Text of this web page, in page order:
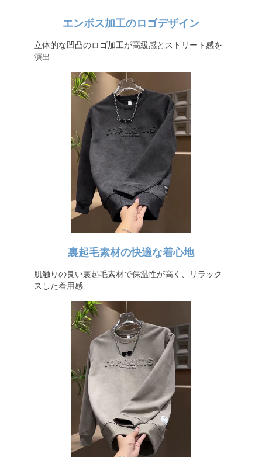
エンボス加工のロゴデザイン
立体的な凹凸のロゴ加工が高級感とストリート感を
演出
裏起毛素材の快適な着心地
肌触りの良い裏起毛素材で保温性が高く、リラック
スした着用感